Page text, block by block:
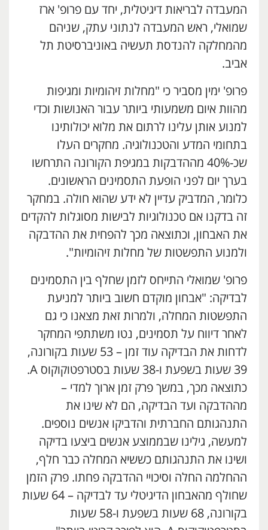
המעבדה לבריאות דיגיטלית, יחד עם פרופ' ארז
שמואלי, ראש המעבדה לנתוני עתק, שניהם
מהמחלקה להנדסת תעשיה באוניברסיטת תל
אביב.
פרופ' ימין מסביר כי "מחלות זיהומיות ומגיפות
מהוות איום משמעותי ביותר עבור האנושות וכדי
למנוע אותן עלינו לרתום את מלוא יכולותינו
בתחומי המדע והטכנולוגיה. מחקרים העלו
שכ-40% מההדבקות במגיפת הקורונה התרחשו
בערך יום לפני הופעת התסמינים הראשונים.
כלומר, המדביק עדיין לא ידע שהוא חולה. במחקר
זה בדקנו אם טכנולוגיות לבישות מסוגלות להקדים
את האבחון, וכתוצאה מכך להפחית את ההדבקה
ולמנוע התפשטות של מחלות זיהומיות".
פרופ' שמואלי התייחס לזמן שחלף בין התסמינים
לבדיקה: "אבחון מוקדם חשוב ביותר למניעת
התפשטות המחלה, ולמרות זאת מצאנו כי גם
לאחר דיווח על תסמינים, נטו משתתפי המחקר
לדחות את הבדיקה עוד זמן – 53 שעות בקורונה,
39 שעות בשפעת ו-38 שעות בסטרפטוקוקוס A.
כתוצאה מכך, במשך פרק זמן ארוך למדי –
מההדבקה ועד הבדיקה, הם לא שינו את
התנהגותם החברתית והדביקו אנשים נוספים.
למעשה, גילינו שבממוצע אנשים ביצעו בדיקה
ושינו את התנהגותם כששיא המחלה כבר חלף,
ההחלמה החלה וסיכויי ההדבקה פחתו. פרק הזמן
שחולף מהאבחון הדיגיטלי עד לבדיקה – 64 שעות
בקורונה, 68 שעות בשפעת ו-58 שעות